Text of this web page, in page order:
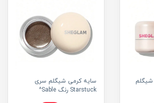
سایه کرمی شیگلم سری
Starstuck رنگ Sable^